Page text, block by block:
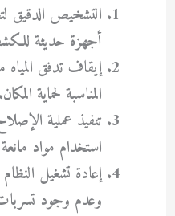
التشخيص الدقيق
أجهزة حديثة
إيقاف تدفق
المناسبة لحماية المكان.
تنفيذ عملية
استخدام مواد
إعادة تشغيل
وعدم وجود